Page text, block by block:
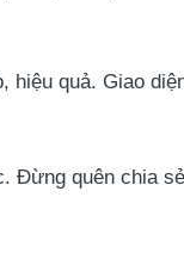
hiệu quả. Giao
Đừng quên chia